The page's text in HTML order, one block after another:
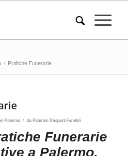
/ Pratiche Funerarie
Palermo / daPalermo Trasporti Funebri
Funerarie
a Palermo.